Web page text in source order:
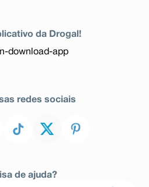
da Drogal!
redes sociais
de ajuda?